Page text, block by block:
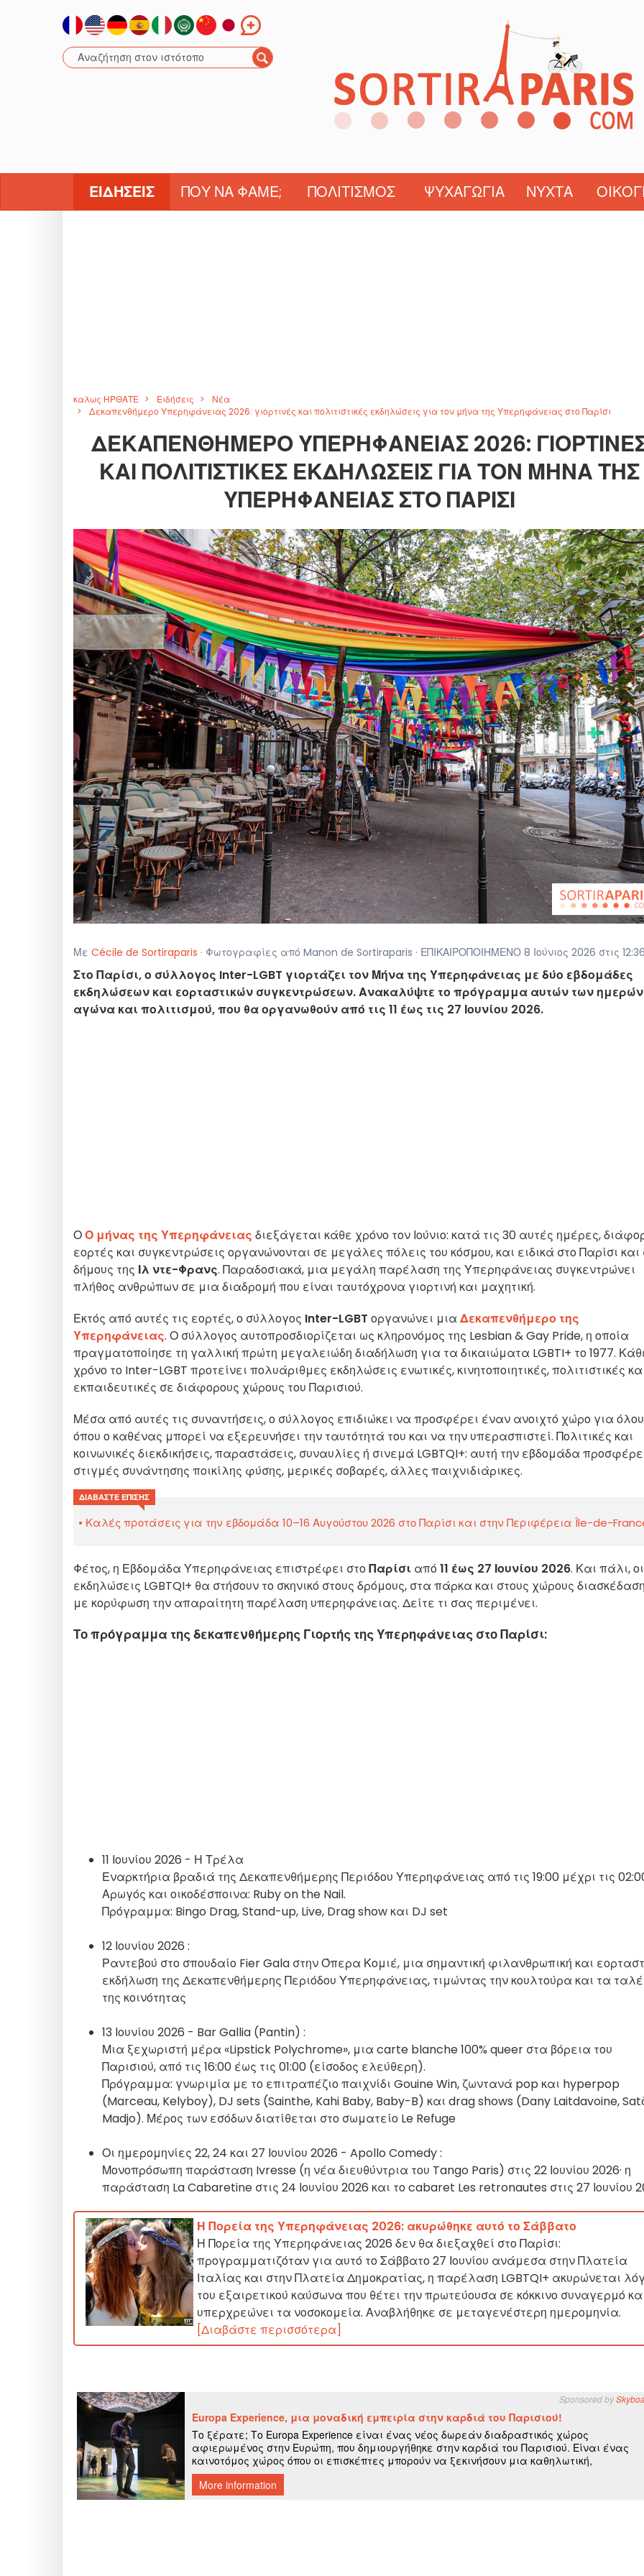
ΕΙΔΉΣΕΙΣ ΠΟΎ ΝΑ ΦΆΜΕ; ΠΟΛΙΤΙΣΜΌΣ ΨΥΧΑΓΩΓΊΑ ΝΎΧΤΑ
καλως ΗΡΘΑΤΕ Ειδήσεις
Νέα
Δεκαπενθήμερο Υπερηφάνειας 2026: γιορτινές και πολιτιστικές εκδηλώσεις για τον μήνα της Υπερηφάνειας στο Παρίσι
ΔΕΚΑΠΕΝΘΉΜΕΡΟ ΥΠΕΡΗΦΆΝΕΙΑΣ 2026:
ΚΑΙ ΠΟΛΙΤΙΣΤΙΚΈΣ ΕΚΔΗΛΏΣΕΙΣ ΓΙΑ ΤΟΝ ΜΉΝΑ ΤΗΣ
ΥΠΕΡΗΦΆΝΕΙΑΣ ΣΤΟ ΠΑΡΊΣΙ
Με Cécile de Sortiraparis · Φωτογραφίες από Manon de Sortiraparis · ΕΠΙΚΑΙΡΟΠΟΙΗΜΕΝΟ 8 Ιούνιος 2026 στις
Στο Παρίσι, ο σύλλογος Inter-LGBT γιορτάζει τον Μήνα της Υπερηφάνειας με δύο εβδομάδες
εκδηλώσεων και εορταστικών συγκεντρώσεων. Ανακαλύψτε το πρόγραμμα αυτών των ημερών
αγώνα και πολιτισμού, που θα οργανωθούν από τις 11 έως τις 27 Ιουνίου 2026.
ΟΟ μήνας της Υπερηφάνειας διεξάγεται κάθε χρόνο τον Ιούνιο: κατά τις 30 αυτές ημέρες,
εορτές και συγκεντρώσεις οργανώνονται σε μεγάλες πόλεις του κόσμου, και ειδικά στο Παρίσι και
δήμους της Ιλ ντε-Φρανς. Παραδοσιακά, μια μεγάλη παρέλαση της Υπερηφάνειας συγκεντρώνει
πλήθος ανθρώπων σε μια διαδρομή που είναι ταυτόχρονα γιορτινή και μαχητική.
Εκτός από αυτές τις εορτές, ο σύλλογος Inter-LGBT οργανώνει μια Δεκαπενθήμερο της
Υπερηφάνειας. Ο σύλλογος αυτοπροσδιορίζεται ως κληρονόμος της Lesbian & Gay Pride, η οποία
πραγματοποίησε τη γαλλική πρώτη μεγαλειώδη διαδήλωση για τα δικαιώματα LGBTI+ το 1977.
χρόνο το Inter-LGBT προτείνει πολυάριθμες εκδηλώσεις ενωτικές, κινητοποιητικές, πολιτιστικές
εκπαιδευτικές σε διάφορους χώρους του Παρισιού.
Μέσα από αυτές τις συναντήσεις, ο σύλλογος επιδιώκει να προσφέρει έναν ανοιχτό χώρο για
όπου ο καθένας μπορεί να εξερευνήσει την ταυτότητά του και να την υπερασπιστεί. Πολιτικές και
κοινωνικές διεκδικήσεις, παραστάσεις, συναυλίες ή σινεμά LGBTQI+: αυτή την εβδομάδα
στιγμές συνάντησης ποικίλης φύσης, μερικές σοβαρές, άλλες παιχνιδιάρικες.
ΔΙΑΒΆΣΤΕ ΕΠΊΣΗΣ
Καλές προτάσεις για την εβδομάδα 10–16 Αυγούστου 2026 στο Παρίσι και στην Περιφέρεια Île-de-
Φέτος, η Εβδομάδα Υπερηφάνειας επιστρέφει στοΠαρίσι από11 έως 27 Ιουνίου 2026. Και πάλι, οι
εκδηλώσεις LGBTQI+ θα στήσουν το σκηνικό στους δρόμους, στα πάρκα και στους χώρους
με κορύφωση την απαραίτητη παρέλαση υπερηφάνειας. Δείτε τι σας περιμένει.
Το πρόγραμμα της δεκαπενθήμερης Γιορτής της Υπερηφάνειας στο Παρίσι:
11 Ιουνίου 2026 - Η Τρέλα
Εναρκτήρια βραδιά της Δεκαπενθήμερης Περιόδου Υπερηφάνειας από τις 19:00 μέχρι τις
Αρωγός και οικοδέσποινα: Ruby on the Nail.
Πρόγραμμα: Bingo Drag, Stand-up, Live, Drag show και DJ set
12 Ιουνίου 2026 :
Ραντεβού στο σπουδαίο Fier Gala στην Όπερα Κομιέ, μια σημαντική φιλανθρωπική και
εκδήλωση της Δεκαπενθήμερης Περιόδου Υπερηφάνειας, τιμώντας την κουλτούρα και τα
της κοινότητας
13 Ιουνίου 2026 - Bar Gallia (Pantin) :
Μια ξεχωριστή μέρα «Lipstick Polychrome», μια carte blanche 100% queer στα βόρεια του
Παρισιού, από τις 16:00 έως τις 01:00 (είσοδος ελεύθερη).
Πρόγραμμα: γνωριμία με το επιτραπέζιο παιχνίδι Gouine Win, ζωντανά pop και hyperpop
(Marceau, Kelyboy), DJ sets (Sainthe, Kahi Baby, Baby-B) και drag shows (Dany Laitdavoine,
Madjo). Μέρος των εσόδων διατίθεται στο σωματείο Le Refuge
Οι ημερομηνίες 22, 24 και 27 Ιουνίου 2026 - Apollo Comedy :
Μονοπρόσωπη παράσταση Ivresse (η νέα διευθύντρια του Tango Paris) στις 22 Ιουνίου 2026· η
παράσταση La Cabaretine στις 24 Ιουνίου 2026 και το cabaret Les retronautes στις 27 Ιουνίου
Η Πορεία της Υπερηφάνειας 2026: ακυρώθηκε αυτό το Σάββατο
Η Πορεία της Υπερηφάνειας 2026 δεν θα διεξαχθεί στο Παρίσι:
προγραμματιζόταν για αυτό το Σάββατο 27 Ιουνίου ανάμεσα στην Πλατεία
Ιταλίας και στην Πλατεία Δημοκρατίας, η παρέλαση LGBTQI+ ακυρώνεται
του εξαιρετικού καύσωνα που θέτει την πρωτεύουσα σε κόκκινο συναγερμό
υπερχρεώνει τα νοσοκομεία. Αναβλήθηκε σε μεταγενέστερη ημερομηνία.
[Διαβάστε περισσότερα]